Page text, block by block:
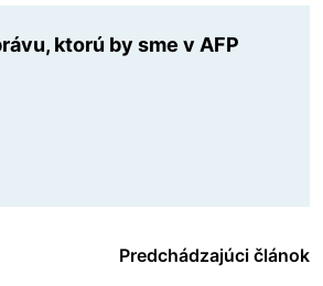
ktorú by sme v AFP
Predchádzajúci článok